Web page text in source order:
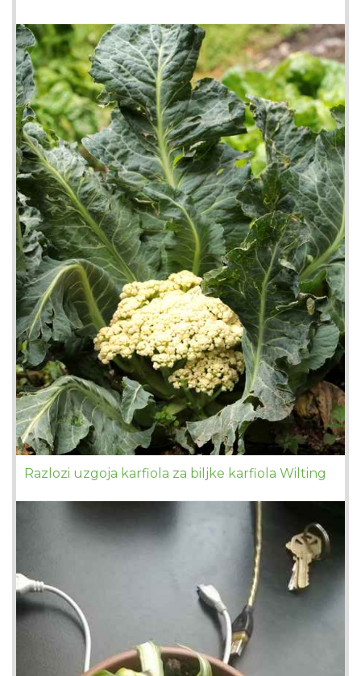
Razlozi uzgoja karfiola za biljke karfiola Wilting